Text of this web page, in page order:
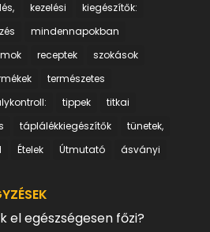
kezelési
kiegészítők:
mindennapokban
receptek
szokások
természetes
tippek
titkai
táplálékkiegészítők
tünetek,
Ételek Útmutató
ásványi
el egészségesen főzi?